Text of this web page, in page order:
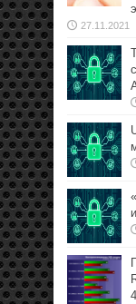
27.11.2021